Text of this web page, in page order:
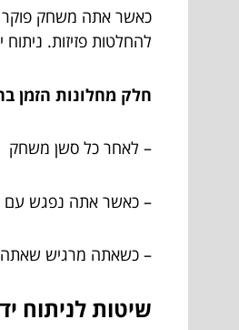
כאשר אתה משחק פוקר
להחלטות פזיזות.
חלק מחלונות הזמן
– לאחר כל סשן משחק
– כאשר אתה נפגש עם
– כשאתה מרגיש שאתה
שיטות לניתוח